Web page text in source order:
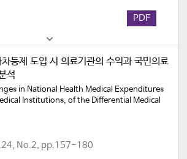
PDF
등제 도입 시 의료기관의 수익과 국민의료
석
in National Health Medical Expenditures
Institutions, of the Differential Medical
No.2, pp.157-180